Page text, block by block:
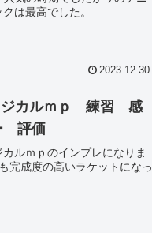
は最高でした。
2023.12.30
ジカルｍｐ 練習 感
評価
ルｍｐのインプレになりま
完成度の高いラケットになっ